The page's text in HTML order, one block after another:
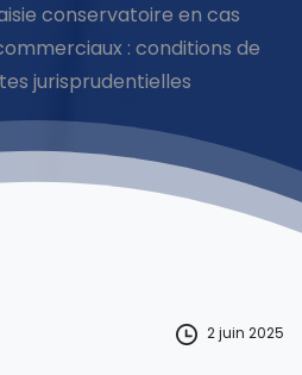
conservatoire en cas
: conditions de
jurisprudentielles
2 juin 2025